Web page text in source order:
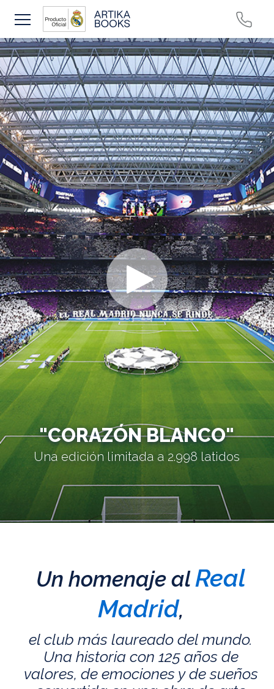
"CORAZÓN BLANCO"
Una edición limitada a 2.998 latidos
Un homenaje alReal
Madrid,
el club más laureado del mundo.
Una historia con 125 años de
valores, de emociones y de sueños